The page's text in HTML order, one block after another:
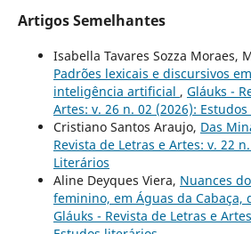
Artigos Semelhantes
Isabella Tavares Sozza Moraes,
Padrões lexicais e discursivos
inteligência artificial , Gláuks -
Artes: v. 26 n. 02 (2026):
Cristiano Santos Araujo, Das
Revista de Letras e Artes: v. 22
Literários
Aline Deyques Viera, Nuances
feminino, em Águas da Cabaça,
Gláuks - Revista de Letras e